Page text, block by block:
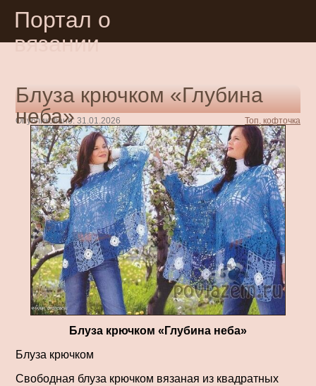
Портал о
вязании
Блуза крючком «Глубина
неба»
Опубликовано: 31.01.2026 Топ, кофточка
Блуза крючком «Глубина неба»
Блуза крючком
Свободная блуза крючком вязаная из квадратных